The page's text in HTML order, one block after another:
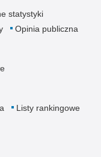
statystyki
Opinia publiczna
Listy rankingowe